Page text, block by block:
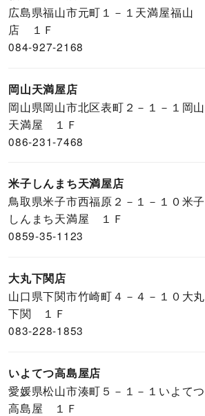
広島県福山市元町１－１天満屋福山
店 １Ｆ
084-927-2168
岡山天満屋店
岡山県岡山市北区表町２－１－１岡山
天満屋 １Ｆ
086-231-7468
米子しんまち天満屋店
鳥取県米子市西福原２－１－１０米子
しんまち天満屋 １Ｆ
0859-35-1123
大丸下関店
山口県下関市竹崎町４－４－１０大丸
下関 １Ｆ
083-228-1853
いよてつ高島屋店
愛媛県松山市湊町５－１－１いよてつ
高島屋 １Ｆ